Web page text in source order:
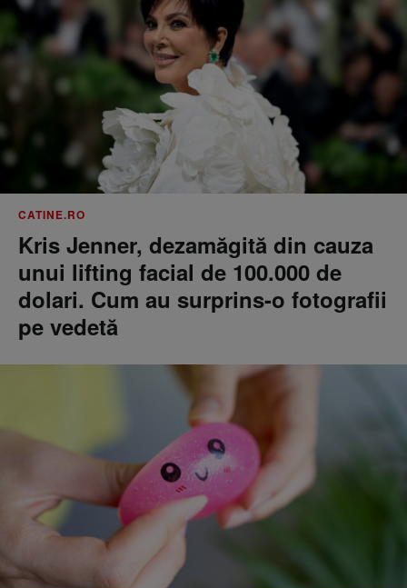
CATINE.RO
Kris Jenner, dezamăgită din cauza
unui lifting facial de 100.000 de
dolari. Cum au surprins-o fotografii
pe vedetă